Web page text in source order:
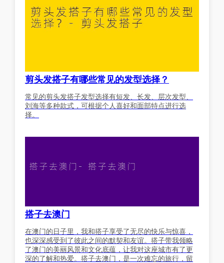
剪头发搭子有哪些常见的发型选择？
常见的剪头发搭子发型选择有短发、长发、层次发型、
刘海等多种款式，可根据个人喜好和面部特点进行选
择。
搭子去澳门
在澳门的日子里，我和搭子享受了无尽的快乐与惊喜，
也深深感受到了彼此之间的默契和友谊。搭子带我领略
了澳门的美丽风景和文化底蕴，让我对这座城市有了更
深的了解和热爱。搭子去澳门，是一次难忘的旅行，留